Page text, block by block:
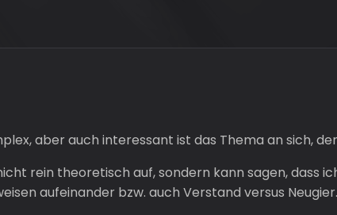
aber auch interessant ist das Thema an sich,
rein theoretisch auf, sondern kann sagen, dass
aufeinander bzw. auch Verstand versus Neugier.